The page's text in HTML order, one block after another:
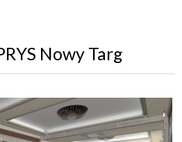
Nowy Targ